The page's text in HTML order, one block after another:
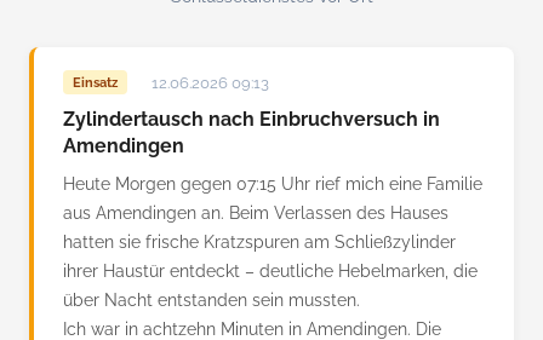
Einsatz 12.06.2026 09:13
Zylindertausch nach Einbruchversuch in
Amendingen
Heute Morgen gegen 07:15 Uhr rief mich eine Familie
aus Amendingen an. Beim Verlassen des Hauses
hatten sie frische Kratzspuren am Schließzylinder
ihrer Haustür entdeckt – deutliche Hebelmarken, die
über Nacht entstanden sein mussten.
Ich war in achtzehn Minuten in Amendingen. Die